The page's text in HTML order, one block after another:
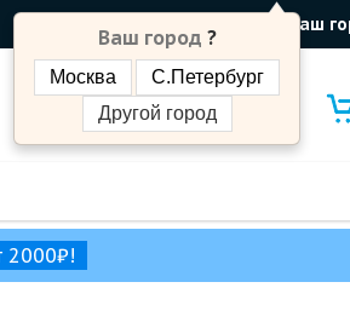
Ваш
Ваш город ?
Москва
С.Петербург
Другой город
2000₽!